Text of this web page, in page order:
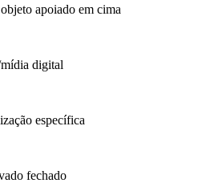
apoiado em cima
digital
específica
fechado